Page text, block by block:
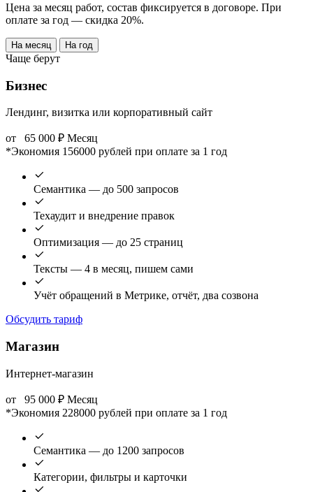
Цена за месяц работ, состав фиксируется в договоре. При
оплате за год — скидка 20%.
На месяц На год
Чаще берут
Бизнес
Лендинг, визитка или корпоративный сайт
от 65 000 ₽ Месяц
*Экономия 156000 рублей при оплате за 1 год
Семантика — до 500 запросов
Техаудит и внедрение правок
Оптимизация — до 25 страниц
Тексты — 4 в месяц, пишем сами
Учёт обращений в Метрике, отчёт, два созвона
Обсудить тариф
Магазин
Интернет-магазин
от 95 000 ₽ Месяц
*Экономия 228000 рублей при оплате за 1 год
Семантика — до 1200 запросов
Категории, фильтры и карточки